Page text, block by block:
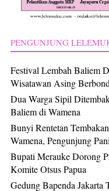
PENGUNJUNG
Festival Lembah Baliem
Wisatawan Asing
Dua Warga Sipil
Baliem di Wamena
Bunyi Rentetan
Wamena, Pengunjung
Bupati Merauke Dorong
Komite Otsus Papua
Gedung Bapenda Jakarta